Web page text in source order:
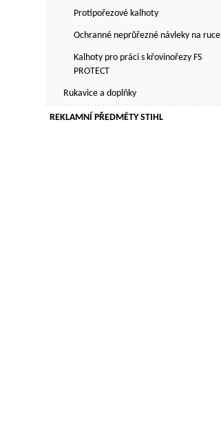
Protipořezové kalhoty
Ochranné neprůřezné návleky na ruce
Kalhoty pro práci s křovinořezy FS
PROTECT
Rukavice a doplňky
REKLAMNÍ PŘEDMĚTY STIHL